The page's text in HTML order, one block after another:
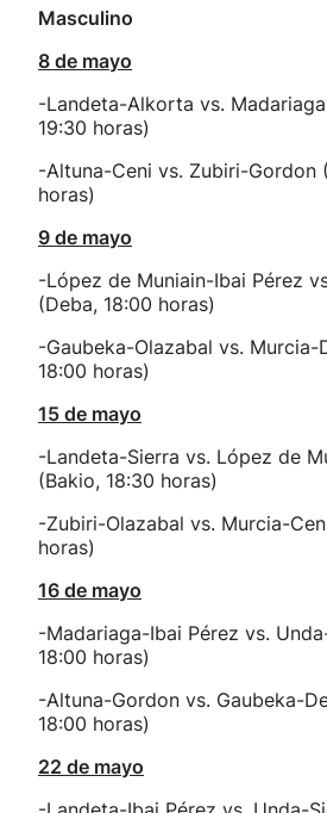
Masculino
8 de mayo
-Landeta-Alkorta vs.
19:30 horas)
-Altuna-Ceni vs. Zubiri-Gordon
horas)
9 de mayo
-López de Muniain-Ibai Pérez
(Deba, 18:00 horas)
-Gaubeka-Olazabal vs. Murcia-
18:00 horas)
15 de mayo
-Landeta-Sierra vs. López de
(Bakio, 18:30 horas)
-Zubiri-Olazabal vs. Murcia-
horas)
16 de mayo
-Madariaga-Ibai Pérez vs.
18:00 horas)
-Altuna-Gordon vs. Gaubeka-
18:00 horas)
22 de mayo